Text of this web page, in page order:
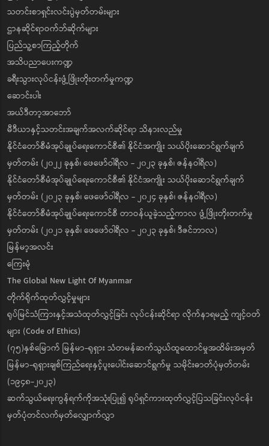
သတင်းစာရှင်းလင်းပွဲမှတ်တမ်းများ
ဌာနဆိုင်ရာဝက်ဘ်ဆိုက်များ
ပြည်သူ့စာကြည့်တိုက်
အသိပညာပေးကဏ္ဍ
ခရီးသွားလုပ်ငန်းဖွံ့ဖြိုးတိုးတက်မှုကဏ္ဍ
ဆောင်းပါး
အယ်ဒီတာ့အာဘော်
မီဒီယာနှင့်သတင်းအချက်အလက်ဆိုင်ရာ သိနားလည်မှု
နိုင်ငံတော်စီမံအုပ်ချုပ်ရေးကောင်စီ၏ နိုင်ငံအကျိုး သယ်ပိုးဆောင်ရွက်ချက်
မှတ်တမ်း (၂၀၂၂ ခုနှစ်၊ ဖေဖော်ဝါရီလ - ၂၀၂၃ ခုနှစ်၊ ဇန်နဝါရီလ)
နိုင်ငံတော်စီမံအုပ်ချုပ်ရေးကောင်စီ၏ နိုင်ငံအကျိုး သယ်ပိုးဆောင်ရွက်ချက်
မှတ်တမ်း (၂၀၂၃ ခုနှစ်၊ ဖေဖော်ဝါရီလ - ၂၀၂၄ ခုနှစ်၊ ဇန်နဝါရီလ)
နိုင်ငံတော်စီမံအုပ်ချုပ်ရေးကောင်စီ တာဝန်ယူခဲ့သည့်ကာလ ဖွံ့ဖြိုးတိုးတက်မှု
မှတ်တမ်း (၂၀၂၁ ခုနှစ်၊ ဖေဖော်ဝါရီလ - ၂၀၂၃ ခုနှစ်၊ ဒီဇင်ဘာလ)
မြန်မာ့အလင်း
ကြေးမုံ
The Global New Light Of Myanmar
တိုက်ရိုက်ထုတ်လွှင့်မှုများ
ရုပ်မြင်သံကြားနှင့်အသံထုတ်လွှင့်ခြင်း လုပ်ငန်းဆိုင်ရာ လိုက်နာရမည့် ကျင့်ဝတ်
များ (Code of Ethics)
(၇၅)နှစ်မြောက် မြန်မာ-ရုရှား သံတမန်ဆက်သွယ်ထူထောင်မှုအထိမ်းအမှတ်
မြန်မာ-ရုရှားချစ်ကြည်ရေးနှင့်ပူးပေါင်းဆောင်ရွက်မှု သမိုင်းဓာတ်ပုံမှတ်တမ်း
(၁၉၄၈-၂၀၂၃)
ဆက်သွယ်ရေးကွန်ရက်ကိုအသုံးပြု၍ ရုပ်ရှင်ကားထုတ်လွှင့်ပြသခြင်းလုပ်ငန်း
မှတ်ပုံတင်လက်မှတ်လျှောက်လွှာ